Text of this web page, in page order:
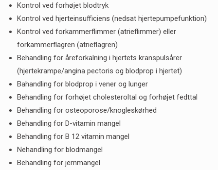
Kontrol ved forhøjet blodtryk
Kontrol ved hjerteinsufficiens (nedsat hjertepumpefunktion)
Kontrol ved forkammerflimmer (atrieflimmer) eller
forkammerflagren (atrieflagren)
Behandling for åreforkalning i hjertets kranspulsårer
(hjertekrampe/angina pectoris og blodprop i hjertet)
Bahandling for blodprop i vener og lunger
Behandling for forhøjet cholesteroltal og forhøjet fedttal
Behandling for osteoporose/knogleskørhed
Behandling for D-vitamin mangel
Behandling for B 12 vitamin mangel
Nehandling for blodmangel
Behandling for jernmangel